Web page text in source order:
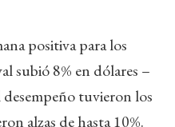
positiva para los
subió 8% en dólares –
tuvieron los
alzas de hasta 10%.